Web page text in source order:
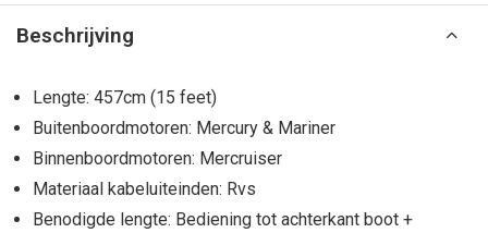
Beschrijving
Lengte: 457cm (15 feet)
Buitenboordmotoren: Mercury & Mariner
Binnenboordmotoren: Mercruiser
Materiaal kabeluiteinden: Rvs
Benodigde lengte: Bediening tot achterkant boot +